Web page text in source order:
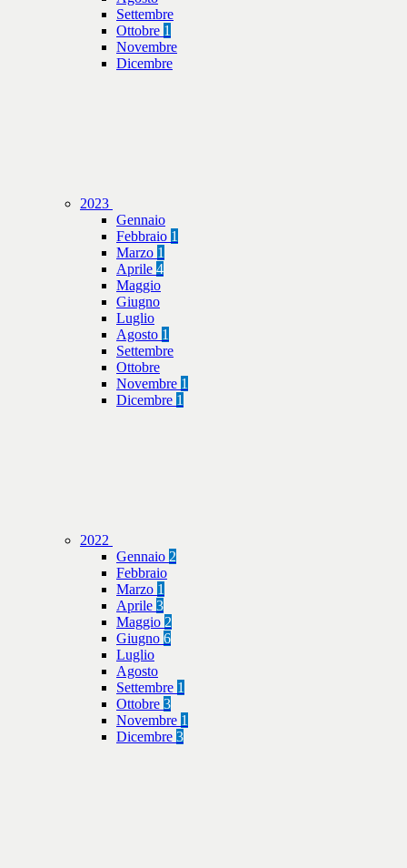
Settembre
Ottobre 1
Novembre
Dicembre
2023
Gennaio
Febbraio 1
Marzo 1
Aprile 4
Maggio
Giugno
Luglio
Agosto 1
Settembre
Ottobre
Novembre 1
Dicembre 1
2022
Gennaio 2
Febbraio
Marzo 1
Aprile 3
Maggio 2
Giugno 6
Luglio
Agosto
Settembre 1
Ottobre 3
Novembre 1
Dicembre 3